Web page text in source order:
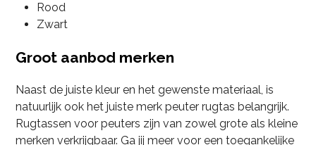
Rood
Zwart
Groot aanbod merken
Naast de juiste kleur en het gewenste materiaal, is
natuurlijk ook het juiste merk peuter rugtas belangrijk.
Rugtassen voor peuters zijn van zowel grote als kleine
merken verkrijgbaar. Ga jij meer voor een toegankelijke